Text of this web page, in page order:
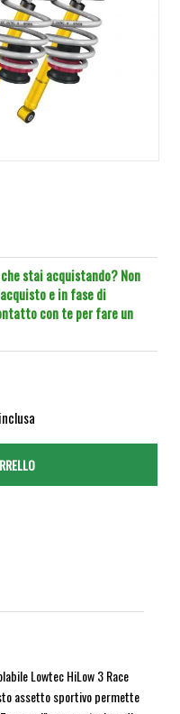
stai acquistando? Non
e in fase di
con te per fare un
Lowtec HiLow 3 Race
assetto sportivo permette